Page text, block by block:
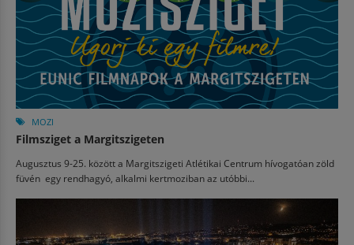
MOZI
Filmsziget a Margitszigeten
Augusztus 9-25. között a Margitszigeti Atlétikai Centrum hívogatóan zöld
füvén egy rendhagyó, alkalmi kertmoziban az utóbbi...